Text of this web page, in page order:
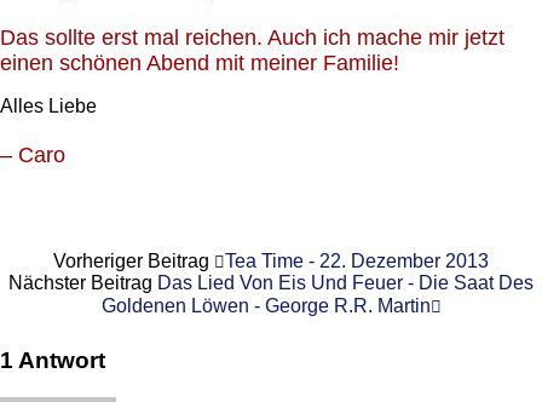
Das sollte erst mal reichen. Auch ich mache mir jetzt
einen schönen Abend mit meiner Familie!
Alles Liebe
– Caro
Vorheriger Beitrag
Tea Time - 22. Dezember 2013
Nächster Beitrag Das Lied Von Eis Und Feuer - Die Saat Des
Goldenen Löwen - George R.R. Martin
1 Antwort